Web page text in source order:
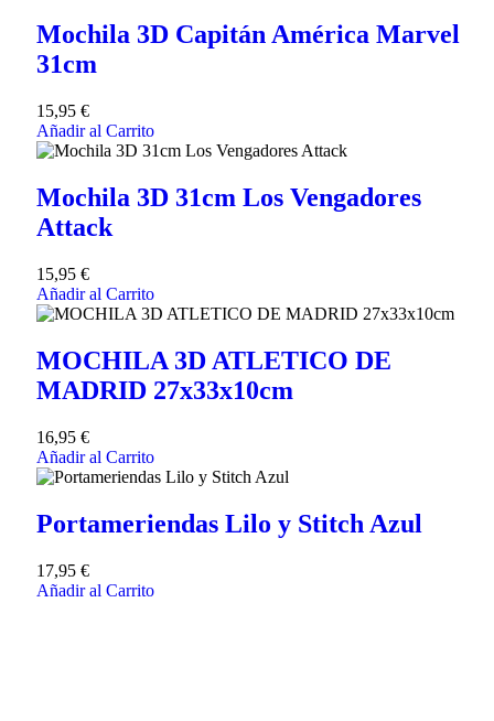
Mochila 3D Capitán América Marvel
31cm
15,95 €
Añadir al Carrito
Mochila 3D 31cm Los Vengadores
Attack
15,95 €
Añadir al Carrito
MOCHILA 3D ATLETICO DE
MADRID 27x33x10cm
16,95 €
Añadir al Carrito
Portameriendas Lilo y Stitch Azul
17,95 €
Añadir al Carrito